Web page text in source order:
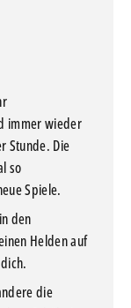
immer wieder
Stunde. Die
so
Spiele.
den
Helden auf
die